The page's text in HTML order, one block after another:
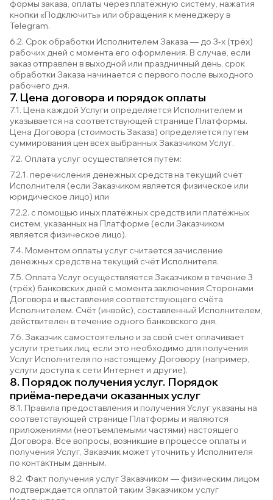
формы заказа, оплаты через платёжную систему, нажатия
кнопки «Подключить» или обращения к менеджеру в
Telegram.
6.2. Срок обработки Исполнителем Заказа — до 3-х (трёх)
рабочих дней с момента его оформления. В случае, если
заказ отправлен в выходной или праздничный день, срок
обработки Заказа начинается с первого после выходного
рабочего дня.
7. Цена договора и порядок оплаты
7.1. Цена каждой Услуги определяется Исполнителем и
указывается на соответствующей странице Платформы.
Цена Договора (стоимость Заказа) определяется путём
суммирования цен всех выбранных Заказчиком Услуг.
7.2. Оплата услуг осуществляется путём:
7.2.1. перечисления денежных средств на текущий счёт
Исполнителя (если Заказчиком является физическое или
юридическое лицо) или
7.2.2. с помощью иных платёжных средств или платёжных
систем, указанных на Платформе (если Заказчиком
является физическое лицо).
7.4. Моментом оплаты услуг считается зачисление
денежных средств на текущий счёт Исполнителя.
7.5. Оплата Услуг осуществляется Заказчиком в течение 3
(трёх) банковских дней с момента заключения Сторонами
Договора и выставления соответствующего счёта
Исполнителем. Счёт (инвойс), составленный Исполнителем,
действителен в течение одного банковского дня.
7.6. Заказчик самостоятельно и за свой счёт оплачивает
услуги третьих лиц, если это необходимо для получения
Услуг Исполнителя по настоящему Договору (например,
услуги доступа к сети Интернет и другие).
8. Порядок получения услуг. Порядок
приёма-передачи оказанных услуг
8.1. Правила предоставления и получения Услуг указаны на
соответствующей странице Платформы и являются
приложениями (неотъемлемыми частями) настоящего
Договора. Все вопросы, возникшие в процессе оплаты и
получения Услуг, Заказчик может уточнить у Исполнителя
по контактным данным.
8.2. Факт получения услуг Заказчиком — физическим лицом
подтверждается оплатой таким Заказчиком услуг